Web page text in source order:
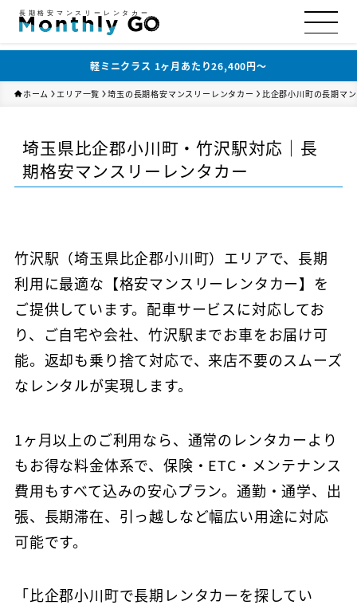
長期格安マンスリーレンタカー
軽ミニクラス 1ヶ月あたり26,400円〜
ホーム エリア一覧 埼玉の長期格安マンスリーレンタカー 比企郡小川町の長期マ
埼玉県比企郡小川町・竹沢駅対応｜長
期格安マンスリーレンタカー
竹沢駅（埼玉県比企郡小川町）エリアで、長期
利用に最適な【格安マンスリーレンタカー】を
ご提供しています。配車サービスに対応してお
り、ご自宅や会社、竹沢駅までお車をお届け可
能。返却も乗り捨て対応で、来店不要のスムーズ
なレンタルが実現します。
1ヶ月以上のご利用なら、通常のレンタカーより
もお得な料金体系で、保険・ETC・メンテナンス
費用もすべて込みの安心プラン。通勤・通学、出
張、長期滞在、引っ越しなど幅広い用途に対応
可能です。
「比企郡小川町で長期レンタカーを探してい